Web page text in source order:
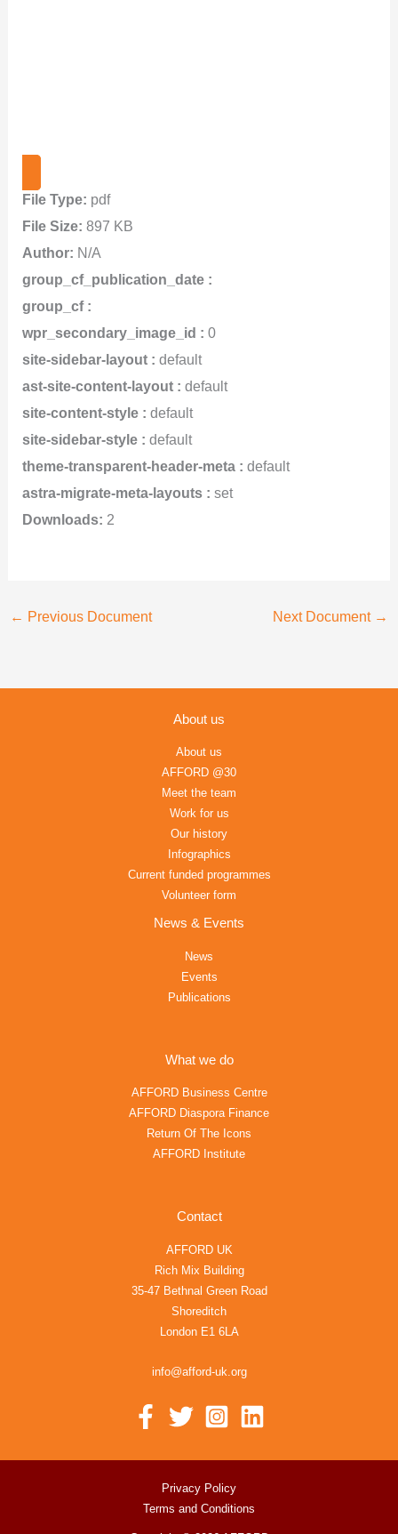
File Type: pdf
File Size:897 KB
Author: N/A
group_cf_publication_date :
group_cf :
wpr_secondary_image_id : 0
site-sidebar-layout : default
ast-site-content-layout : default
site-content-style : default
site-sidebar-style : default
theme-transparent-header-meta : default
astra-migrate-meta-layouts : set
Downloads: 2
← Previous Document Next Document →
About us
About us
AFFORD @30
Meet the team
Work for us
Our history
Infographics
Current funded programmes
Volunteer form
News & Events
News
Events
Publications
What we do
AFFORD Business Centre
AFFORD Diaspora Finance
Return Of The Icons
AFFORD Institute
Contact
AFFORD UK
Rich Mix Building
35-47 Bethnal Green Road
Shoreditch
London E1 6LA
info@afford-uk.org
Privacy Policy
Terms and Conditions